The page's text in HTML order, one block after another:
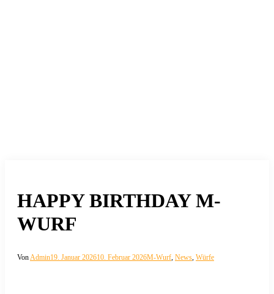
HAPPY BIRTHDAY M-
WURF
VonAdmin19. Januar 202610. Februar 2026M-Wurf, News, Würfe